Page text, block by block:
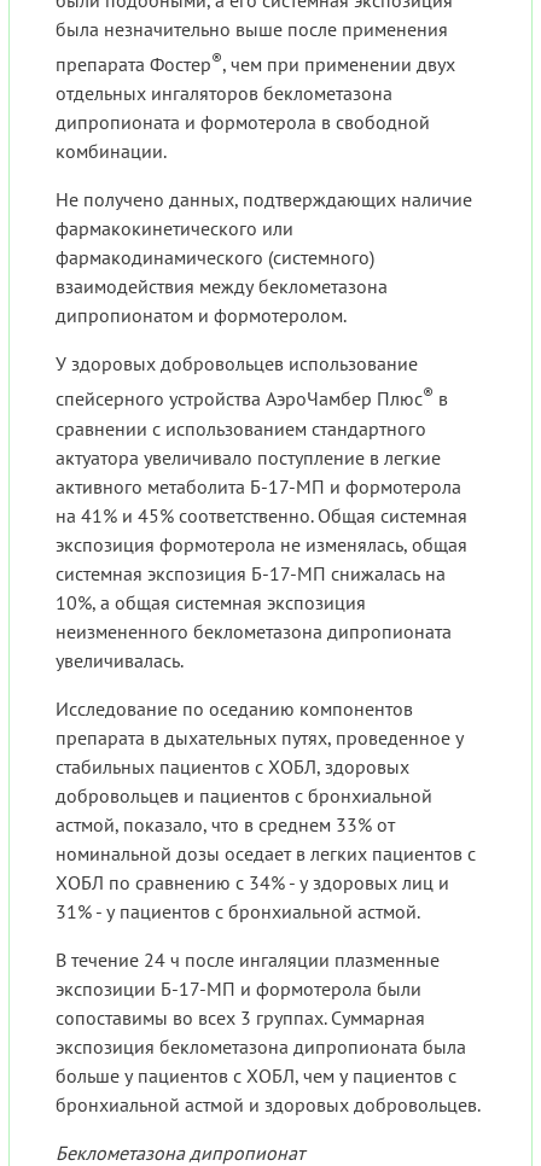
была незначительно выше после применения
препарата Фостер®, чем при применении двух
отдельных ингаляторов беклометазона
дипропионата и формотерола в свободной
комбинации.
Не получено данных, подтверждающих наличие
фармакокинетического или
фармакодинамического (системного)
взаимодействия между беклометазона
дипропионатом и формотеролом.
У здоровых добровольцев использование
спейсерного устройства АэроЧамбер Плюс® в
сравнении с использованием стандартного
актуатора увеличивало поступление в легкие
активного метаболита Б-17-МП и формотерола
на 41% и 45% соответственно. Общая системная
экспозиция формотерола не изменялась, общая
системная экспозиция Б-17-МП снижалась на
10%, а общая системная экспозиция
неизмененного беклометазона дипропионата
увеличивалась.
Исследование по оседанию компонентов
препарата в дыхательных путях, проведенное у
стабильных пациентов с ХОБЛ, здоровых
добровольцев и пациентов с бронхиальной
астмой, показало, что в среднем 33% от
номинальной дозы оседает в легких пациентов с
ХОБЛ по сравнению с 34% - у здоровых лиц и
31% - у пациентов с бронхиальной астмой.
В течение 24 ч после ингаляции плазменные
экспозиции Б-17-МП и формотерола были
сопоставимы во всех 3 группах. Суммарная
экспозиция беклометазона дипропионата была
больше у пациентов с ХОБЛ, чем у пациентов с
бронхиальной астмой и здоровых добровольцев.
Беклометазона дипропионат